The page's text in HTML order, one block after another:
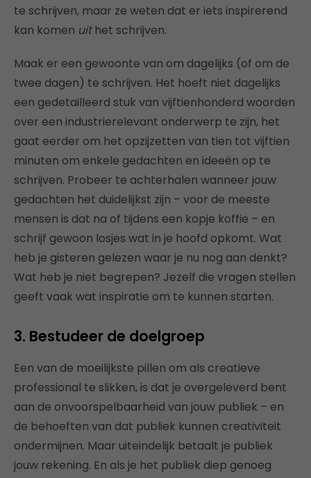
te schrijven, maar ze weten dat er iets inspirerend
kan komen uithet schrijven.
Maak er een gewoonte van om dagelijks (of om de
twee dagen) te schrijven. Het hoeft niet dagelijks
een gedetailleerd stuk van vijftienhonderd woorden
over een industrierelevant onderwerp te zijn, het
gaat eerder om het opzijzetten van tien tot vijftien
minuten om enkele gedachten en ideeën op te
schrijven. Probeer te achterhalen wanneer jouw
gedachten het duidelijkst zijn – voor de meeste
mensen is dat na of tijdens een kopje koffie – en
schrijf gewoon losjes wat in je hoofd opkomt. Wat
heb je gisteren gelezen waar je nu nog aan denkt?
Wat heb je niet begrepen? Jezelf die vragen stellen
geeft vaak wat inspiratie om te kunnen starten.
3. Bestudeer de doelgroep
Een van de moeilijkste pillen om als creatieve
professional te slikken, is dat je overgeleverd bent
aan de onvoorspelbaarheid van jouw publiek – en
de behoeften van dat publiek kunnen creativiteit
ondermijnen. Maar uiteindelijk betaalt je publiek
jouw rekening. En als je het publiek diep genoeg